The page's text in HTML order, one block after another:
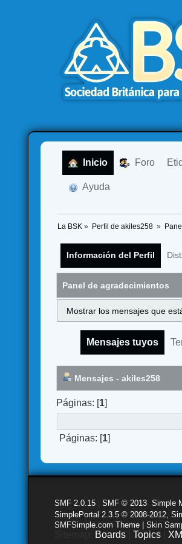
Inicio Foro
Ayuda
La BSK » Perfil de akiles258 »
Información del Perfil
Panel de agradecimientos
Mostrar los mensajes que
Mensajes tuyos
Mensajes - akiles258
Páginas: [1]
Páginas: [1]
SMF 2.0.15 |SMF © 2013 ,Simple
SimplePortal 2.3.5 © 2008-2012,
SMFSimple.com Theme | Skin
Boards |Topics